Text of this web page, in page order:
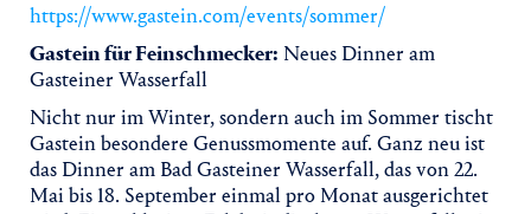
https://www.gastein.com/events/sommer/
Gastein für Feinschmecker: Neues Dinner am
Gasteiner Wasserfall
Nicht nur im Winter, sondern auch im Sommer tischt
Gastein besondere Genussmomente auf. Ganz neu ist
das Dinner am Bad Gasteiner Wasserfall, das von 22.
Mai bis 18. September einmal pro Monat ausgerichtet